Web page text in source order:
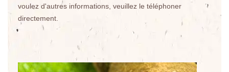
voulez d'autres informations, veuillez le téléphoner
directement.